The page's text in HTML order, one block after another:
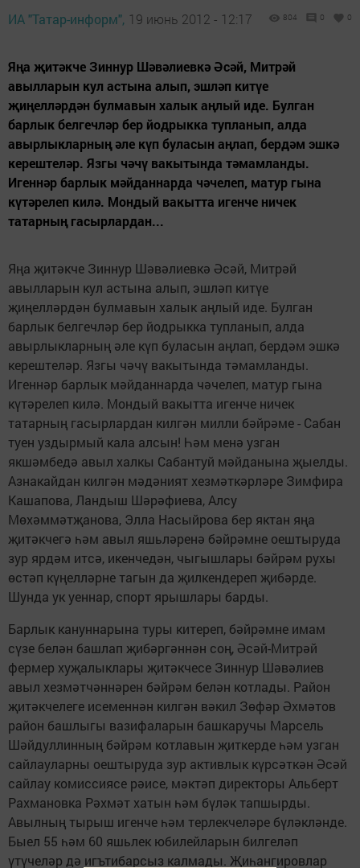
ИА "Татар-информ", 19 июнь 2012 - 12:17 804 0 0
Яңа җитәкче Зиннур Шәвәлиевкә Әсәй, Митрәй
авылларын кул астына алып, эшләп китүе
җиңелләрдән булмавын халык аңлый иде. Булган
барлык белгечләр бер йодрыкка тупланып, алда
авырлыкларның әле күп буласын аңлап, бердәм эшкә
керештеләр. Язгы чәчү вакытында тәмамланды.
Игеннәр барлык мәйданнарда чәчелеп, матур гына
күтәрелеп килә. Мондый вакытта игенче ничек
татарның гасырлардан...
Яңа җитәкче Зиннур Шәвәлиевкә Әсәй, Митрәй
авылларын кул астына алып, эшләп китүе
җиңелләрдән булмавын халык аңлый иде. Булган
барлык белгечләр бер йодрыкка тупланып, алда
авырлыкларның әле күп буласын аңлап, бердәм эшкә
керештеләр. Язгы чәчү вакытында тәмамланды.
Игеннәр барлык мәйданнарда чәчелеп, матур гына
күтәрелеп килә. Мондый вакытта игенче ничек
татарның гасырлардан килгән милли бәйрәме - Сабан
туен уздырмый кала алсын! Һәм менә узган
якшәмбедә авыл халкы Сабантуй мәйданына җыелды.
Азнакайдан килгән мәдәният хезмәткәрләре Зимфира
Кашапова, Ландыш Шәрәфиева, Алсу
Мөхәммәтҗанова, Элла Насыйрова бер яктан яңа
җитәкчегә һәм авыл яшьләренә бәйрәмне оештыруда
зур ярдәм итсә, икенчедән, чыгышлары бәйрәм рухы
өстәп күңелләрне тагын да җилкендереп җибәрде.
Шунда ук уеннар, спорт ярышлары барды.
Барлык кануннарына туры китереп, бәйрәмне имам
сүзе белән башлап җибәргәннән соң, Әсәй-Митрәй
фермер хуҗалыклары җитәкчесе Зиннур Шәвәлиев
авыл хезмәтчәннәрен бәйрәм белән котлады. Район
җитәкчелеге исеменнән килгән вәкил Зөфәр Әхмәтов
район башлыгы вазифаларын башкаручы Марсель
Шәйдуллинның бәйрәм котлавын җиткерде һәм узган
сайлауларны оештыруда зур активлык күрсәткән Әсәй
сайлау комиссиясе рәисе, мәктәп директоры Альберт
Рахмановка Рәхмәт хатын һәм бүләк тапшырды.
Авылның тырыш игенче һәм терлекчеләре бүләкләнде.
Быел 55 һәм 60 яшьлек юбилейларын билгеләп
үтүчеләр дә игътибарсыз калмады. Җиһангировлар